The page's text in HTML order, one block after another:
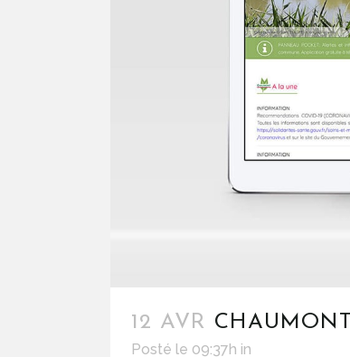
12 AVR
Posté le 09:37h in